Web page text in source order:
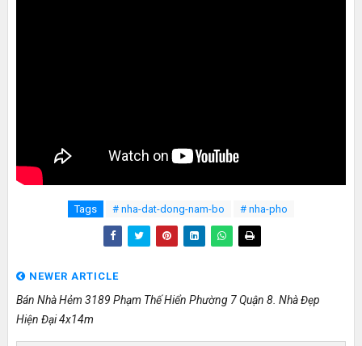
Tags # nha-dat-dong-nam-bo # nha-pho
NEWER ARTICLE
Bán Nhà Hẻm 3189 Phạm Thế Hiển Phường 7 Quận 8. Nhà Đẹp
Hiện Đại 4x14m